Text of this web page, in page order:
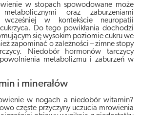
w stopach spowodowane może
oraz zaburzeniami
w kontekście neuropatii
Do tego powikłania dochodzi
się wysokim poziomie cukru we
zapominać o zależności – zimne stopy
Niedobór hormonów tarczycy
metabolizmu i zaburzeń w
i minerałów
w nogach a niedobór witamin?
częste przyczyny uczucia mrowienia